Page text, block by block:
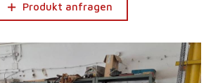
Produkt anfragen